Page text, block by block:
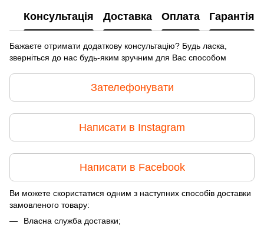
Консультація Доставка Оплата Гарантія
Бажаєте отримати додаткову консультацію? Будь ласка,
зверніться до нас будь-яким зручним для Вас способом
Зателефонувати
Написати в Instagram
Написати в Facebook
Ви можете скористатися одним з наступних способів доставки
замовленого товару:
Власна служба доставки;